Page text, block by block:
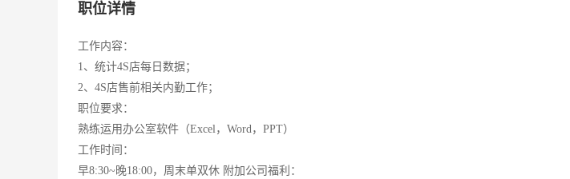
职位详情
工作内容：
1、统计4S店每日数据；
2、4S店售前相关内勤工作；
职位要求：
熟练运用办公室软件（Excel，Word，PPT）
工作时间：
早8:30~晚18:00，周末单双休 附加公司福利：